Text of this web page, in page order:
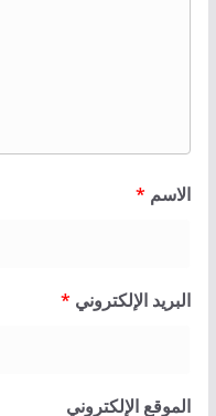
الاسم *
البريد الإلكتروني *
الموقع الإلكتروني